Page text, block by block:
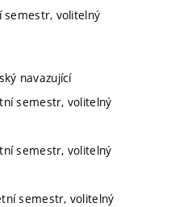
volitelný
navazující
semestr, volitelný
semestr, volitelný
semestr, volitelný